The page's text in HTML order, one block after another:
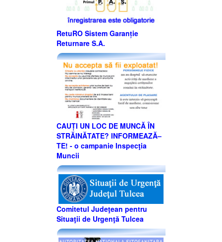
RetuRO Sistem Garanție
Returnare S.A.
CAUȚI UN LOC DE MUNCĂ ÎN
STRĂINĂTATE? INFORMEAZĂ–
TE! - o campanie Inspecţia
Muncii
Comitetul Judeţean pentru
Situaţii de Urgenţă Tulcea